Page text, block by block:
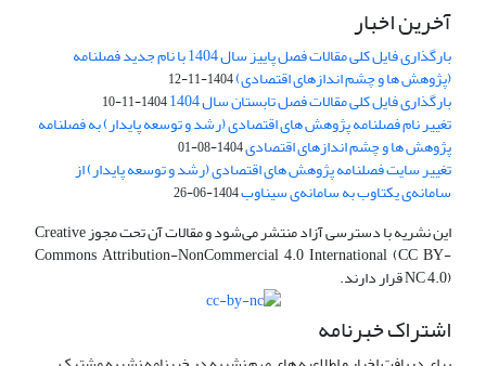
آخرین اخبار
بارگذاری فایل کلی مقالات فصل پاییز سال 1404 با نام جدید فصلنامه
(پژوهش ها و چشم اندازهای اقتصادی)1404-11-12
بارگذاری فایل کلی مقالات فصل تابستان سال 1404 1404-11-10
تغییر نام فصلنامه پژوهش های اقتصادی (رشد و توسعه پایدار) به فصلنامه
پژوهش ها و چشم اندازهای اقتصادی1404-08-01
تغییر سایت فصلنامه پژوهش های اقتصادی (رشد و توسعه پایدار) از
سامانه‌ی یکتاوب به سامانه‌ی سیناوب1404-06-26
این نشریه با دسترسی آزاد منتشر می‌شود و مقالات آن تحت مجوز Creative
Commons Attribution-NonCommercial 4.0 International (CC BY-
NC 4.0) قرار دارند.
اشتراک خبرنامه